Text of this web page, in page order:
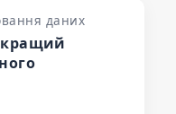
даних